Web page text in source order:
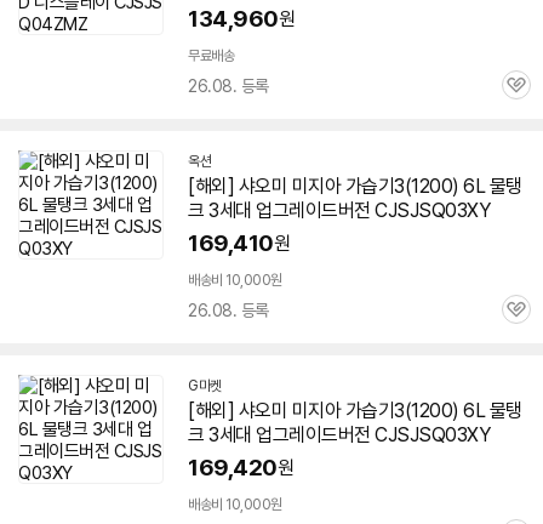
134,960원
무료배송
26.08. 등록
관
옥션
[해외] 샤오미 미지아 가습기3(1200) 6L물탱
크 3세대 업그레이드버전 CJSJSQ03XY
169,410원
배송비 10,000원
26.08. 등록
관
G마켓
[해외] 샤오미 미지아 가습기3(1200) 6L물탱
크 3세대 업그레이드버전 CJSJSQ03XY
169,420원
배송비 10,000원